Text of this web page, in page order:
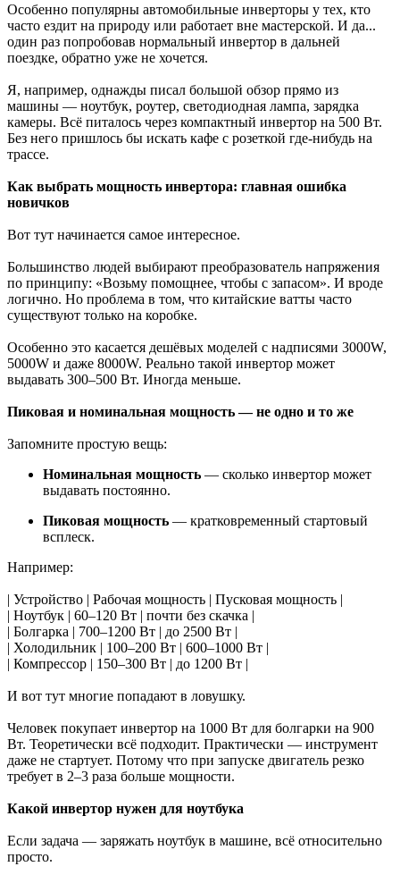
Особенно популярны автомобильные инверторы у тех, кто
часто ездит на природу или работает вне мастерской. И да...
один раз попробовав нормальный инвертор в дальней
поездке, обратно уже не хочется.
Я, например, однажды писал большой обзор прямо из
машины — ноутбук, роутер, светодиодная лампа, зарядка
камеры. Всё питалось через компактный инвертор на 500 Вт.
Без него пришлось бы искать кафе с розеткой где-нибудь на
трассе.
Как выбрать мощность инвертора: главная ошибка
новичков
Вот тут начинается самое интересное.
Большинство людей выбирают преобразователь напряжения
по принципу: «Возьму помощнее, чтобы с запасом». И вроде
логично. Но проблема в том, что китайские ватты часто
существуют только на коробке.
Особенно это касается дешёвых моделей с надписями 3000W,
5000W и даже 8000W. Реально такой инвертор может
выдавать 300–500 Вт. Иногда меньше.
Пиковая и номинальная мощность — не одно и то же
Запомните простую вещь:
Номинальная мощность — сколько инвертор может
выдавать постоянно.
Пиковая мощность — кратковременный стартовый
всплеск.
Например:
| Устройство | Рабочая мощность | Пусковая мощность |
| Ноутбук | 60–120 Вт | почти без скачка |
| Болгарка | 700–1200 Вт | до 2500 Вт |
| Холодильник | 100–200 Вт | 600–1000 Вт |
| Компрессор | 150–300 Вт | до 1200 Вт |
И вот тут многие попадают в ловушку.
Человек покупает инвертор на 1000 Вт для болгарки на 900
Вт. Теоретически всё подходит. Практически — инструмент
даже не стартует. Потому что при запуске двигатель резко
требует в 2–3 раза больше мощности.
Какой инвертор нужен для ноутбука
Если задача — заряжать ноутбук в машине, всё относительно
просто.